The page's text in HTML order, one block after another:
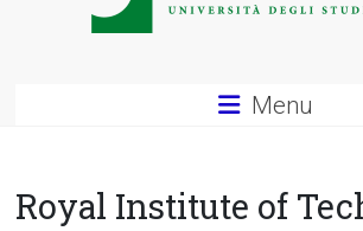
degli
Menu
Royal Institute of